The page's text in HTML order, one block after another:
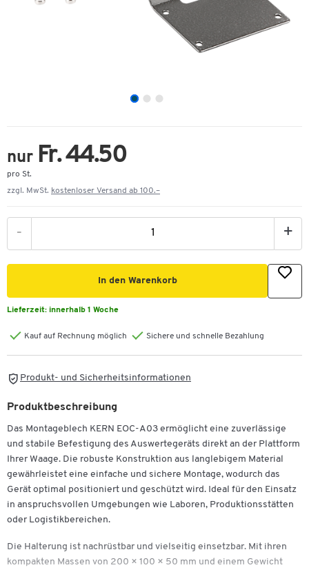
nur Fr. 44.50
pro St.
zzgl. MwSt. kostenloser Versand ab 100.–
- +
In den Warenkorb
Lieferzeit: innerhalb 1 Woche
Kauf auf Rechnung möglich Sichere und schnelle Bezahlung
Produkt- und Sicherheitsinformationen
Produktbeschreibung
Das Montageblech KERN EOC-A03 ermöglicht eine zuverlässige
und stabile Befestigung des Auswertegeräts direkt an der Plattform
Ihrer Waage. Die robuste Konstruktion aus langlebigem Material
gewährleistet eine einfache und sichere Montage, wodurch das
Gerät optimal positioniert und geschützt wird. Ideal für den Einsatz
in anspruchsvollen Umgebungen wie Laboren, Produktionsstätten
oder Logistikbereichen.
Die Halterung ist nachrüstbar und vielseitig einsetzbar. Mit ihren
kompakten Massen von 200 × 100 × 50 mm und einem Gewicht